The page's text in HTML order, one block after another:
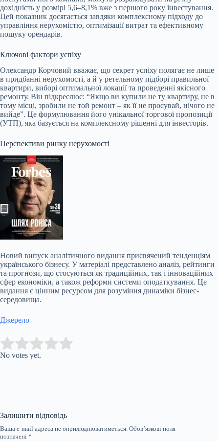
дохідність у розмірі 5,6–8,1% вже з першого року інвестування.
Цей показник досягається завдяки комплексному підходу до
управління нерухомістю, оптимізації витрат та ефективному
пошуку орендарів.
Ключові фактори успіху
Олександр Корчовий вважає, що секрет успіху полягає не лише
в придбанні нерухомості, а й у ретельному підборі правильної
квартири, виборі оптимальної локації та проведенні якісного
ремонту. Він підкреслює: “Якщо ви купили не ту квартиру, не в
тому місці, зробили не той ремонт – як її не просувай, нічого не
вийде”. Це формулювання його унікальної торгової пропозиції
(УТП), яка базується на комплексному рішенні для інвесторів.
Перспективи ринку нерухомості
Новий випуск аналітичного видання присвячений тенденціям
українського бізнесу. У матеріалі представлено аналіз, рейтинги
та прогнози, що стосуються як традиційних, так і інноваційних
сфер економіки, а також реформи системи оподаткування. Це
видання є цінним ресурсом для розуміння динаміки бізнес-
середовища.
Джерело
Rate this item:
No votes yet.
Залишити відповідь
Ваша e-mail адреса не оприлюднюватиметься. Обов’язкові поля
позначені *